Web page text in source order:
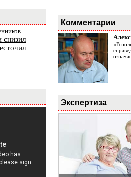
снизил
Комментарии
«В
Экспертиза